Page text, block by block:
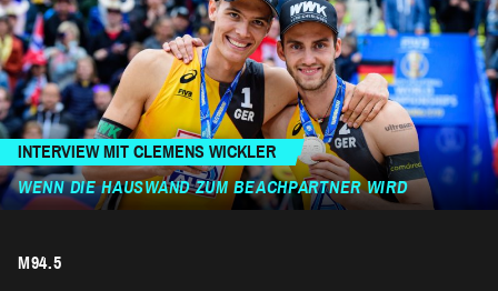
INTERVIEW MIT CLEMENS WICKLER
WENN DIE HAUSWAND ZUM BEACHPARTNER WIRD
M94.5